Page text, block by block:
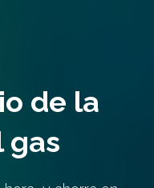
de la
gas